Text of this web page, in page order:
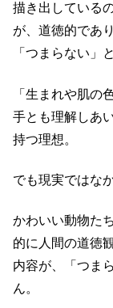
描き出している
が、道徳的であ
「つまらない」
「生まれや肌の
手とも理解しあ
持つ理想。
でも現実ではな
かわいい動物た
的に人間の道徳
内容が、「つま
ん。